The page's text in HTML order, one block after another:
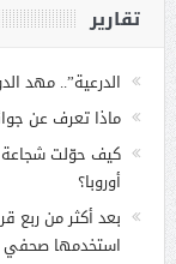
تقارير
الدرعية”.. مهد
ماذا تعرف عن
كيف حوّلت شجاعة
أوروبا؟
بعد أكثر من
استخدمها صحفي في